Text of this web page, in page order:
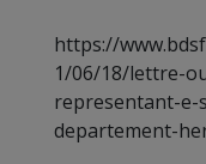
https://
1/06/18/lettre-
representant-e-
departement-